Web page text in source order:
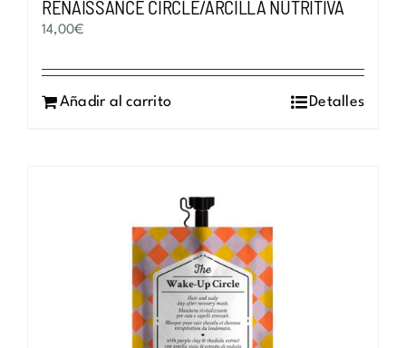
RENAISSANCE CIRCLE/ARCILLA NUTRITIVA
14,00€
Añadir al carrito Detalles